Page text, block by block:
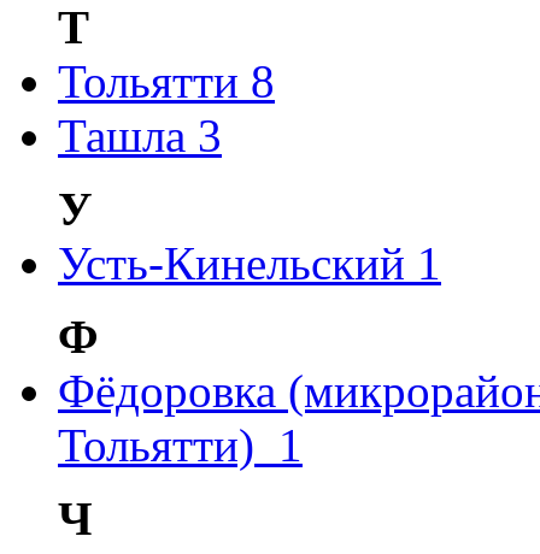
Т
Тольятти 8
Ташла 3
У
Усть-Кинельский 1
Ф
Фёдоровка
Тольятти) 1
Ч